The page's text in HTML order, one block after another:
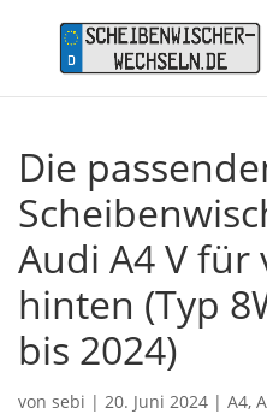
Die
Audi A4 V für
hinten (Typ
bis 2024)
von sebi | 20. Juni 2024 | A4,